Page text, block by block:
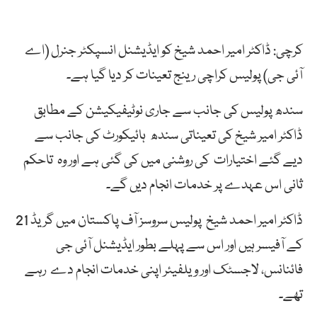
کرچی: ڈاکٹر امیر احمد شیخ کو ایڈیشنل انسپکٹر جنرل (اے
آئی جی) پولیس کراچی رینج تعینات کر دیا گیا ہے۔
سندھ پولیس کی جانب سے جاری نوٹیفیکیشن کے مطابق
ڈاکٹر امیر شیخ کی تعیناتی سندھ ہائیکورٹ کی جانب سے
دیے گئے اختیارات کی روشنی میں کی گئی ہے اور وہ تاحکم
ثانی اس عہدے پر خدمات انجام دیں گے۔
ڈاکٹر امیر احمد شیخ پولیس سروسز آف پاکستان میں گریڈ 21
کے آفیسر ہیں اور اس سے پہلے بطور ایڈیشنل آئی جی
فائنانس، لاجسٹک اور ویلفیئر اپنی خدمات انجام دے رہے
تھے۔